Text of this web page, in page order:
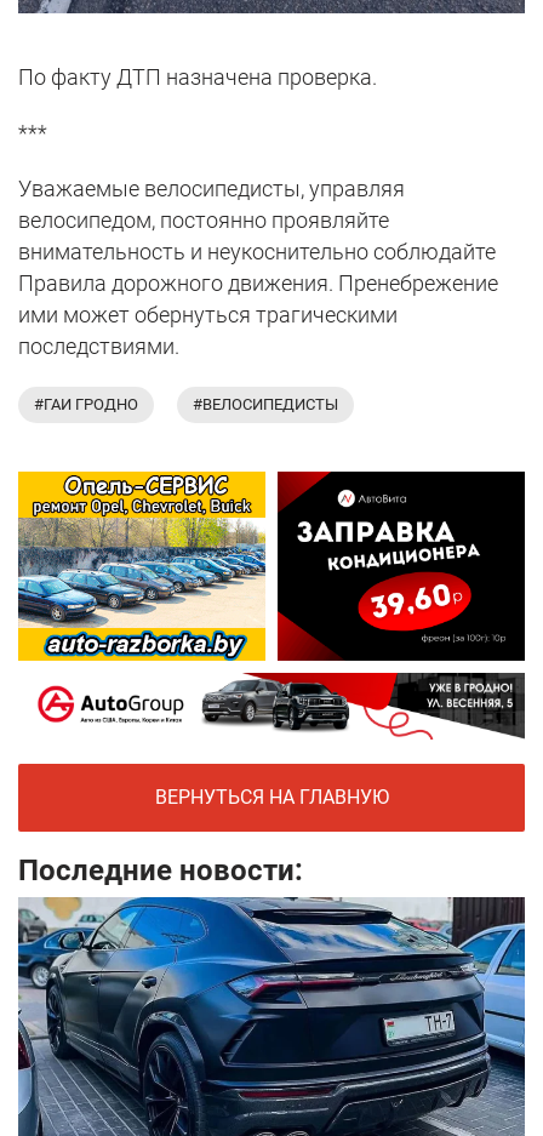
По факту ДТП назначена проверка.
***
Уважаемые велосипедисты, управляя
велосипедом, постоянно проявляйте
внимательность и неукоснительно соблюдайте
Правила дорожного движения. Пренебрежение
ими может обернуться трагическими
последствиями.
#ГАИ ГРОДНО #ВЕЛОСИПЕДИСТЫ
ВЕРНУТЬСЯ НА ГЛАВНУЮ
Последние новости: